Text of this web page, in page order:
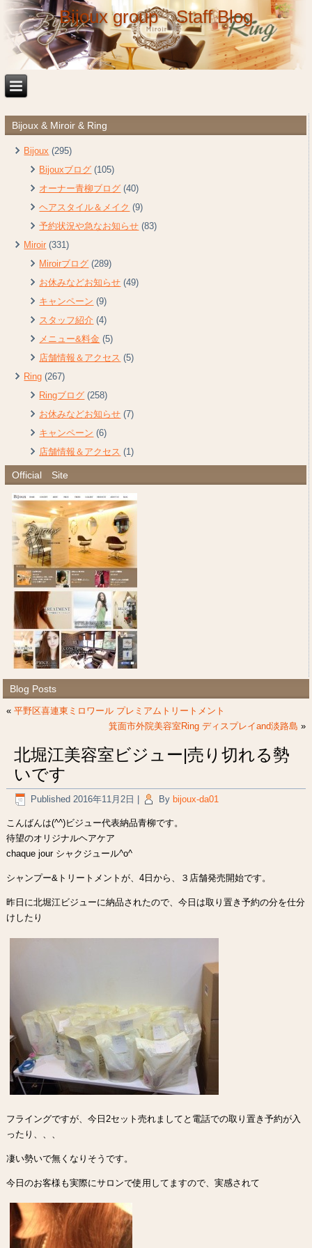
Bijoux group Staff Blog
Bijoux & Miroir & Ring
Bijoux (295)
Bijouxブログ (105)
オーナー青柳ブログ (40)
ヘアスタイル＆メイク (9)
予約状況や急なお知らせ (83)
Miroir (331)
Miroirブログ (289)
お休みなどお知らせ (49)
キャンペーン (9)
スタッフ紹介 (4)
メニュー&料金 (5)
店舗情報＆アクセス (5)
Ring (267)
Ringブログ (258)
お休みなどお知らせ (7)
キャンペーン (6)
店舗情報＆アクセス (1)
Official Site
Blog Posts
«平野区喜連東ミロワール プレミアムトリートメント
箕面市外院美容室Ring ディスプレイand淡路島 »
北堀江美容室ビジュー|売り切れる勢
いです
Published 2016年11月2日 By bijoux-da01
こんばんは(^^)ビジュー代表納品青柳です。
待望のオリジナルヘアケア
chaque jour シャクジュール^o^
シャンプー&トリートメントが、4日から、３店舗発売開始です。
昨日に北堀江ビジューに納品されたので、今日は取り置き予約の分を仕分
けしたり
フライングですが、今日2セット売れましてと電話での取り置き予約が入
ったり、、、
凄い勢いで無くなりそうです。
今日のお客様も実際にサロンで使用してますので、実感されて